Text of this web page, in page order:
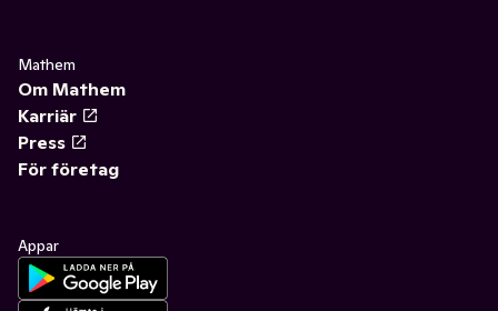
Mathem
Om Mathem
Karriär
Press
För företag
Appar